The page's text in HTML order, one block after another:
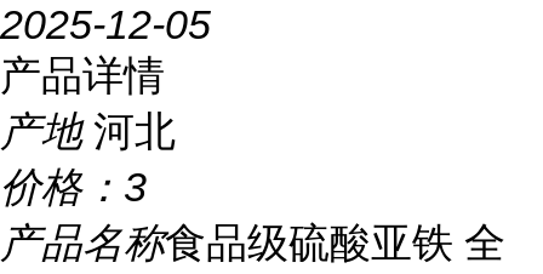
2025-12-05
产品详情
产地 河北
价格： 3
产品名称食品级硫酸亚铁 全